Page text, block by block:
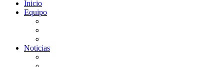
Inicio
Equipo
Noticias